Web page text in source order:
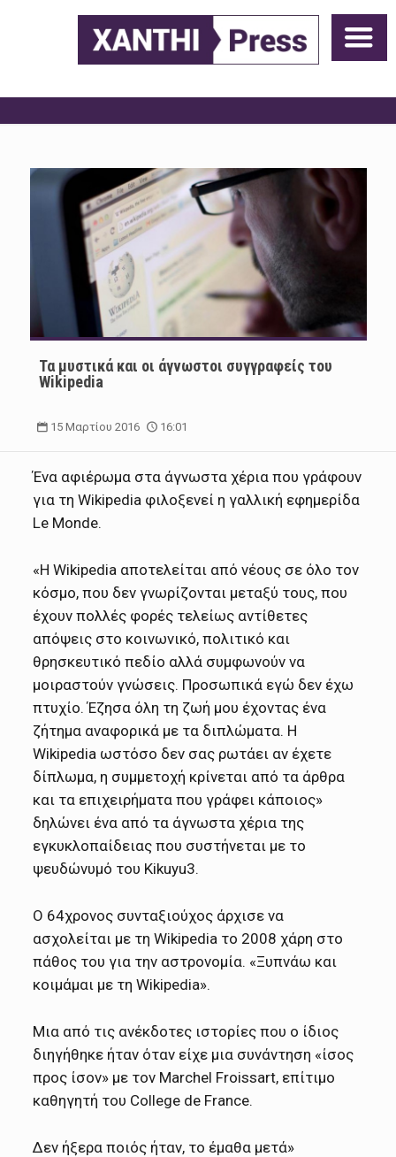
Τα μυστικά και οι άγνωστοι συγγραφείς του
Wikipedia
15 Μαρτίου 2016 16:01
Ένα αφιέρωμα στα άγνωστα χέρια που γράφουν
για τη Wikipedia φιλοξενεί η γαλλική εφημερίδα
Le Monde.
«Η Wikipedia αποτελείται από νέους σε όλο τον
κόσμο, που δεν γνωρίζονται μεταξύ τους, που
έχουν πολλές φορές τελείως αντίθετες
απόψεις στο κοινωνικό, πολιτικό και
θρησκευτικό πεδίο αλλά συμφωνούν να
μοιραστούν γνώσεις. Προσωπικά εγώ δεν έχω
πτυχίο. Έζησα όλη τη ζωή μου έχοντας ένα
ζήτημα αναφορικά με τα διπλώματα. Η
Wikipedia ωστόσο δεν σας ρωτάει αν έχετε
δίπλωμα, η συμμετοχή κρίνεται από τα άρθρα
και τα επιχειρήματα που γράφει κάποιος»
δηλώνει ένα από τα άγνωστα χέρια της
εγκυκλοπαίδειας που συστήνεται με το
ψευδώνυμό του Kikuyu3.
Ο 64χρονος συνταξιούχος άρχισε να
ασχολείται με τη Wikipedia το 2008 χάρη στο
πάθος του για την αστρονομία. «Ξυπνάω και
κοιμάμαι με τη Wikipedia».
Mια από τις ανέκδοτες ιστορίες που ο ίδιος
διηγήθηκε ήταν όταν είχε μια συνάντηση «ίσος
προς ίσον» με τον Marchel Froissart, επίτιμο
καθηγητή του College de France.
Δεν ήξερα ποιός ήταν, το έμαθα μετά»